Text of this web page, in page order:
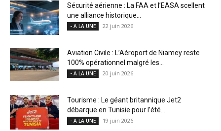
Sécurité aérienne : La FAA et l’EASA scellent
une alliance historique...
- A LA UNE 22 juin 2026
Aviation Civile : L’Aéroport de Niamey reste
100% opérationnel malgré les...
- A LA UNE 20 juin 2026
Tourisme : Le géant britannique Jet2
débarque en Tunisie pour l’été...
- A LA UNE 19 juin 2026